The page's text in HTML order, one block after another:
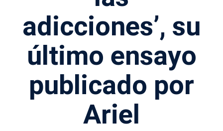
adicciones’, su
último ensayo
publicado por
Ariel